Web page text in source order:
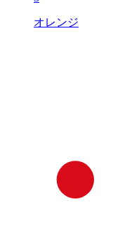
オレンジ